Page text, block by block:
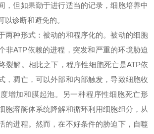
，但如果勤于进行适当的记录 ，细胞培养中
以诊断和避免的。
两种形式：被动的和程序化的。被动的细胞
非ATP依赖的进程，突发和严重的环境胁迫
裂解。相比之下，程序性细胞死亡是ATP依
，凋亡，可以外部和内部触发，导致细胞收
增加和膜起泡。另一种程序性细胞死亡形
胞溶酶体系统降解和循环利用细胞组分，从
的进程。然而，在不好条件的胁迫下，自噬